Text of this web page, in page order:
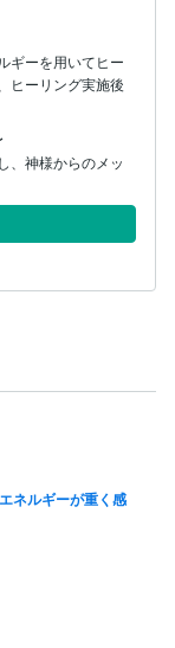
ギーを用いてヒー
ヒーリング実施後
、神様からのメッ
ネルギーが重く感